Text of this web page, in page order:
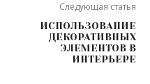
Следующая статья
ИСПОЛЬЗОВАНИЕ
ДЕКОРАТИВНЫХ
ЭЛЕМЕНТОВ В
ИНТЕРЬЕРЕ